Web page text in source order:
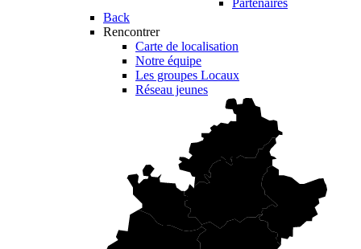
Partenaires
Back
Rencontrer
Carte de localisation
Notre équipe
Les groupes Locaux
Réseau jeunes